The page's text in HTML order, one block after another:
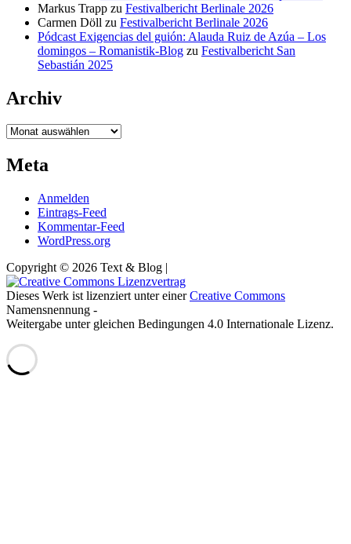
Markus Trapp zu Festivalbericht Berlinale 2026
Carmen Döll zu Festivalbericht Berlinale 2026
Pódcast Exigencias del guión: Alauda Ruiz de Azúa – Los
domingos – Romanistik-Blog zu Festivalbericht San
Sebastián 2025
Archiv
Archiv
Meta
Anmelden
Eintrags-Feed
Kommentar-Feed
WordPress.org
Copyright © 2026 Text & Blog |
Dieses Werk ist lizenziert unter einerCreative Commons
Namensnennung -
Weitergabe unter gleichen Bedingungen 4.0 Internationale Lizenz.